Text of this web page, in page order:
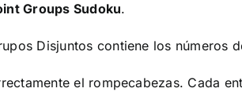
Groups Sudoku.
Disjuntos contiene los números
el rompecabezas. Cada